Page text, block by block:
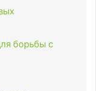
борьбы с